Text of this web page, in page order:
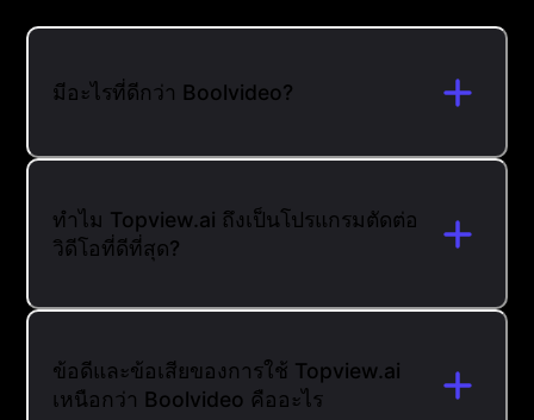
มีอะไรที่ดีกว่า Boolvideo?
ทำไม Topview.ai ถึงเป็นโปรแกรมตัดต่อ
วิดีโอที่ดีที่สุด?
ข้อดีและข้อเสียของการใช้ Topview.ai
เหนือกว่า Boolvideo คืออะไร